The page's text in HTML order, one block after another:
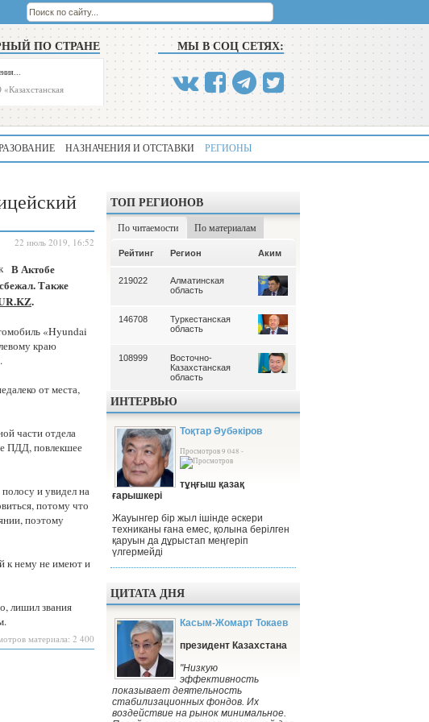
ПО СТРАНЕ МЫ В СОЦ СЕТЯХ:
НАЗНАЧЕНИЯ И ОТСТАВКИ РЕГИОНЫ
22 июль 2019, 16:52
В Актобе
Также
.
«Hyundai
краю
от места,
части отдела
ПДД, повлекшее
и увидел на
потому что
поэтому
к нему не имеют и
лишил звания
материала: 2 400
ТОП РЕГИОНОВ
По читаемости По материалам
Рейтинг Регион Аким
219022
Алматинская
область
146708
Туркестанская
область
108999
Восточно-
Казахстанская
область
ИНТЕРВЬЮ
Тоқтар Әубәкіров
Просмотров 9 048 -
тұңғыш қазақ
ғарышкері
Жауынгер бір жыл ішінде әскери
техниканы ғана емес, қолына берілген
қаруын да дұрыстап меңгеріп
үлгермейді
ЦИТАТА ДНЯ
Касым-Жомарт Токаев
президент Казахстана
"Низкую
эффективность
показывает деятельность
стабилизационных фондов. Их
воздействие на рынок минимальное.